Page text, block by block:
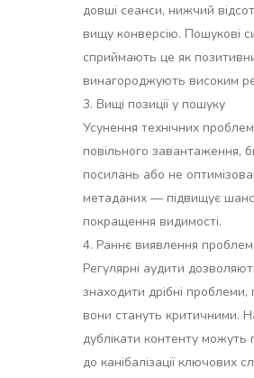
довші сеанси, нижчий
вищу конверсію. Пошукові
сприймають це як
винагороджують високим
Вищі позиції у пошуку
Усунення технічних
повільного завантаження,
посилань або не
метаданих — підвищує
покращення видимості.
Раннє виявлення проблем
Регулярні аудити
знаходити дрібні
вони стануть критичними.
дублікати контенту можуть
до канібалізації ключових